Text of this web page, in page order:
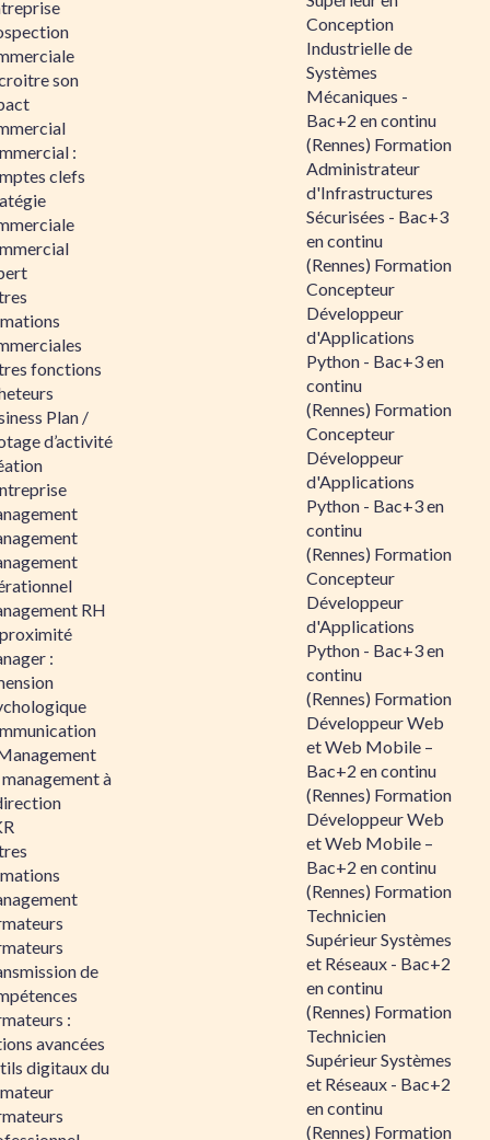
son
:
clefs
fonctions
Plan /
d’activité
RH
:
à
de
:
avancées
digitaux du
Conception
Industrielle de
Systèmes
Mécaniques -
Bac+2 en continu
(Rennes) Formation
Administrateur
d'Infrastructures
Sécurisées - Bac+3
en continu
(Rennes) Formation
Concepteur
Développeur
d'Applications
Python - Bac+3 en
continu
(Rennes) Formation
Concepteur
Développeur
d'Applications
Python - Bac+3 en
continu
(Rennes) Formation
Concepteur
Développeur
d'Applications
Python - Bac+3 en
continu
(Rennes) Formation
Développeur Web
et Web Mobile –
Bac+2 en continu
(Rennes) Formation
Développeur Web
et Web Mobile –
Bac+2 en continu
(Rennes) Formation
Technicien
Supérieur Systèmes
et Réseaux - Bac+2
en continu
(Rennes) Formation
Technicien
Supérieur Systèmes
et Réseaux - Bac+2
en continu
(Rennes) Formation